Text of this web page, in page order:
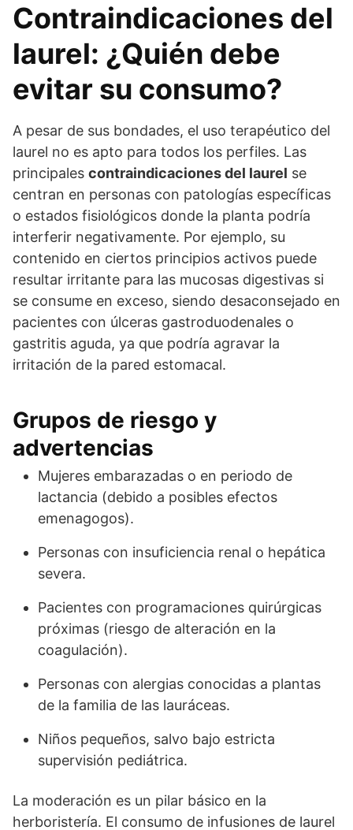
Contraindicaciones del
laurel: ¿Quién debe
evitar su consumo?
A pesar de sus bondades, el uso terapéutico del
laurel no es apto para todos los perfiles. Las
principales contraindicaciones del laurel se
centran en personas con patologías específicas
o estados fisiológicos donde la planta podría
interferir negativamente. Por ejemplo, su
contenido en ciertos principios activos puede
resultar irritante para las mucosas digestivas si
se consume en exceso, siendo desaconsejado en
pacientes con úlceras gastroduodenales o
gastritis aguda, ya que podría agravar la
irritación de la pared estomacal.
Grupos de riesgo y
advertencias
Mujeres embarazadas o en periodo de
lactancia (debido a posibles efectos
emenagogos).
Personas con insuficiencia renal o hepática
severa.
Pacientes con programaciones quirúrgicas
próximas (riesgo de alteración en la
coagulación).
Personas con alergias conocidas a plantas
de la familia de las lauráceas.
Niños pequeños, salvo bajo estricta
supervisión pediátrica.
La moderación es un pilar básico en la
herboristería. El consumo de infusiones de laurel